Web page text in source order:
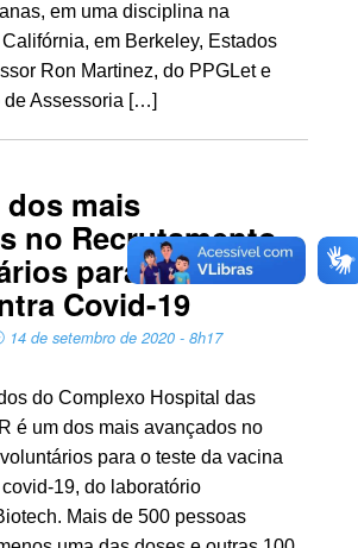
em uma disciplina na
em Berkeley, Estados
Ron Martinez, do PPGLet e
de Assessoria […]
dos mais
no Recrutamento
para Testar
Covid-19
14 de setembro de 2020 - 8h17
do Complexo Hospital das
é um dos mais avançados no
para o teste da vacina
19, do laboratório
Mais de 500 pessoas